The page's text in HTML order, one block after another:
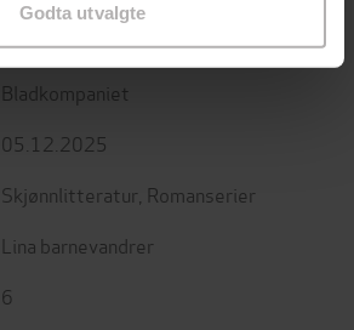
Godta utvalgte
Øystein Antonsen(forfatter)
Bladkompaniet
05.12.2025
Skjønnlitteratur Romanserier
Lina barnevandrer
6